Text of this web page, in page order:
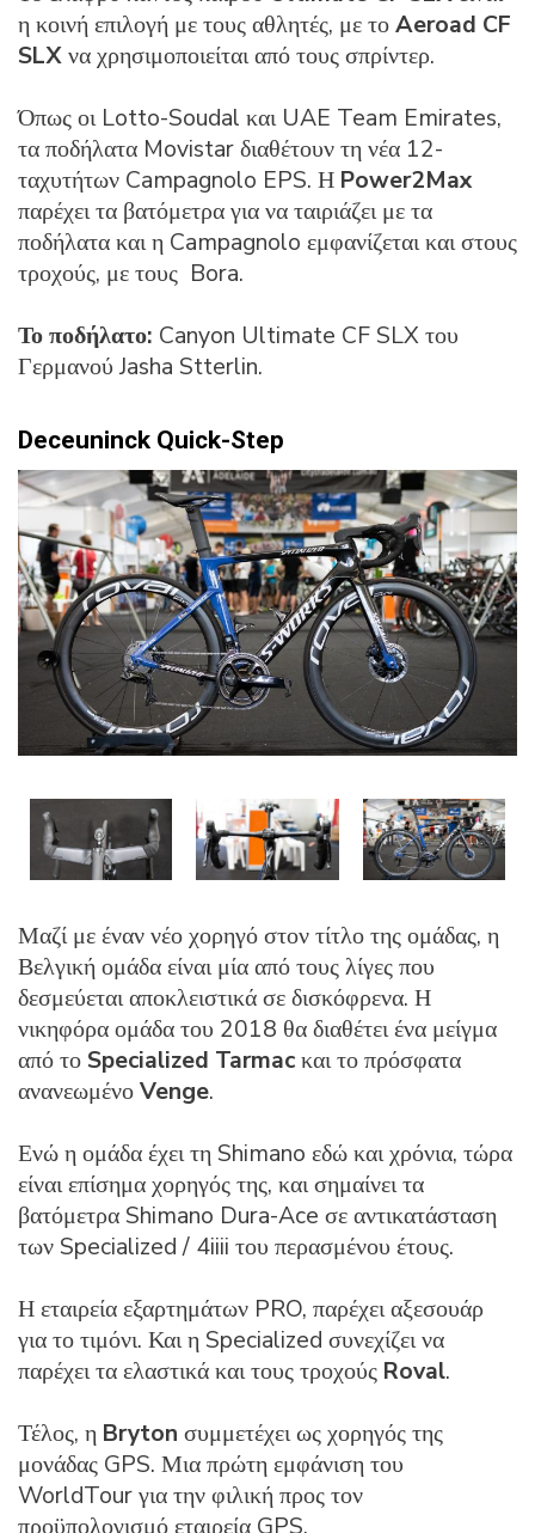
η κοινή επιλογή με τους αθλητές, με τοAeroad CF
SLXνα χρησιμοποιείται από τους σπρίντερ.
Όπως οι Lotto-Soudal και UAE Team Emirates,
τα ποδήλατα Movistar διαθέτουν τη νέα 12-
ταχυτήτων Campagnolo EPS. Η Power2Max
παρέχει τα βατόμετρα για να ταιριάζει με τα
ποδήλατα και η Campagnolo εμφανίζεται και στους
τροχούς, με τους Bora.
Το ποδήλατο: Canyon Ultimate CF SLX του
Γερμανού Jasha Stterlin.
Deceuninck Quick-Step
Μαζί με έναν νέο χορηγό στον τίτλο της ομάδας, η
Βελγική ομάδα είναι μία από τους λίγες που
δεσμεύεται αποκλειστικά σε δισκόφρενα. Η
νικηφόρα ομάδα του 2018 θα διαθέτει ένα μείγμα
από το Specialized Tarmacκαι το πρόσφατα
ανανεωμένοVenge.
Ενώ η ομάδα έχει τη Shimano εδώ και χρόνια, τώρα
είναι επίσημα χορηγός της, και σημαίνει τα
βατόμετρα Shimano Dura-Ace σε αντικατάσταση
των Specialized / 4iiii του περασμένου έτους.
Η εταιρεία εξαρτημάτων PRO, παρέχει αξεσουάρ
για το τιμόνι. Και η Specialized συνεχίζει να
παρέχει τα ελαστικά και τους τροχούς Roval.
Τέλος, η Bryton συμμετέχει ως χορηγός της
μονάδας GPS. Μια πρώτη εμφάνιση του
WorldTour για την φιλική προς τον